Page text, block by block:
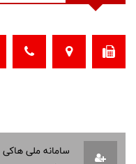
سامانه ملی هاکی